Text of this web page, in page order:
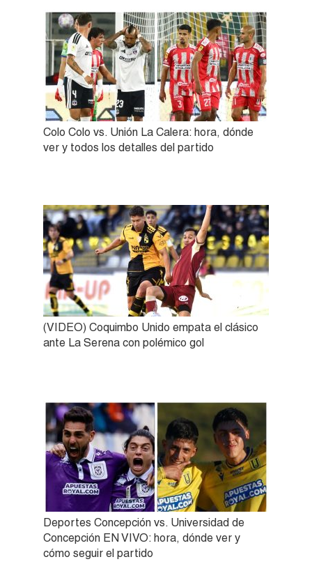
Colo Colo vs. Unión La Calera: hora, dónde
ver y todos los detalles del partido
(VIDEO) Coquimbo Unido empata el clásico
ante La Serena con polémico gol
Deportes Concepción vs. Universidad de
Concepción EN VIVO: hora, dónde ver y
cómo seguir el partido